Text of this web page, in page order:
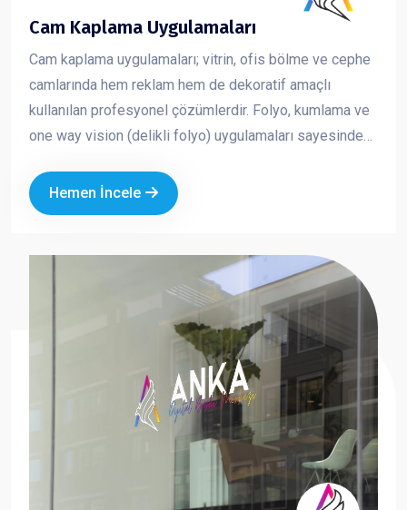
Cam Kaplama Uygulamaları
Cam kaplama uygulamaları; vitrin, ofis bölme ve cephe
camlarında hem reklam hem de dekoratif amaçlı
kullanılan profesyonel çözümlerdir. Folyo, kumlama ve
one way vision (delikli folyo) uygulamaları sayesinde
mahremiyet ve güneş kontrolü sağlayabilirsiniz.
Hemen İncele